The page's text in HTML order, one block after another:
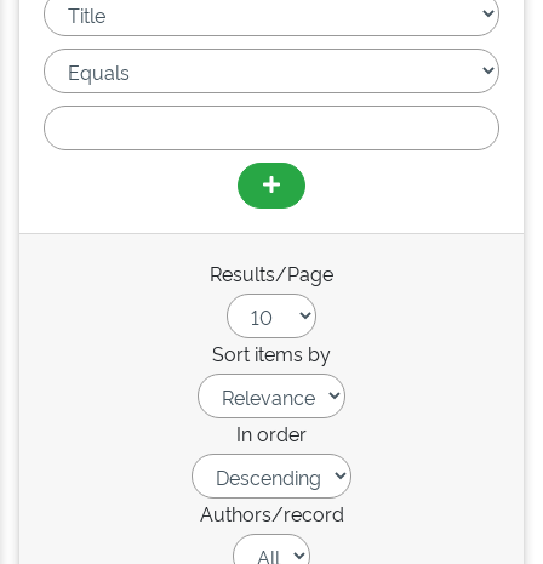
Results/Page
Sort items by
In order
Authors/record